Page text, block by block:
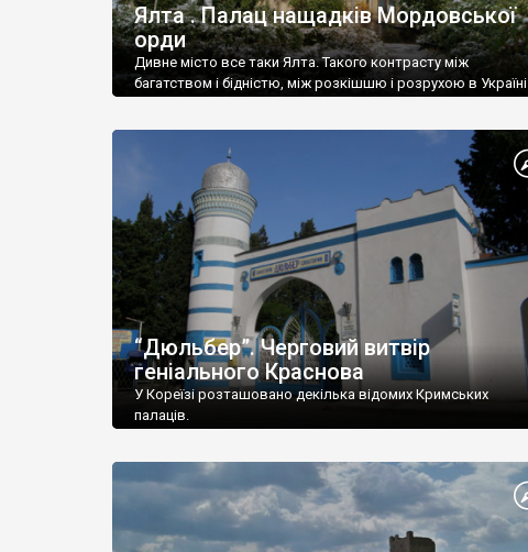
Ялта . Палац нащадків Мордовської
орди
Дивне місто все таки Ялта. Такого контрасту між
багатством і бідністю, між розкішшю і розрухою в Україні
“Дюльбер”. Черговий витвір
геніального Краснова
У Кореїзі розташовано декілька відомих Кримських
палаців.